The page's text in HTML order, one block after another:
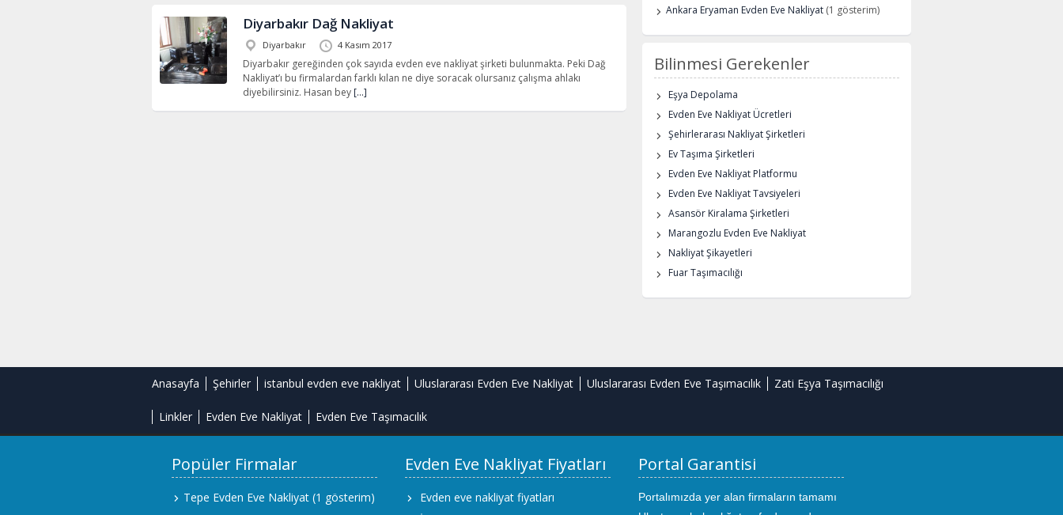
Diyarbakır Dağ Nakliyat
Diyarbakır 4 Kasım 2017
Diyarbakır gereğinden çok sayıda evden eve nakliyat şirketi bulunmakta. Peki Dağ
Nakliyat’ı bu firmalardan farklı kılan ne diye soracak olursanız çalışma ahlakı
diyebilirsiniz. Hasan bey […]
Ankara Eryaman Evden Eve Nakliyat (1 gösterim)
Bilinmesi Gerekenler
Eşya Depolama
Evden Eve Nakliyat Ücretleri
Şehirlerarası Nakliyat Şirketleri
Ev Taşıma Şirketleri
Evden Eve Nakliyat Platformu
Evden Eve Nakliyat Tavsiyeleri
Asansör Kiralama Şirketleri
Marangozlu Evden Eve Nakliyat
Nakliyat Şikayetleri
Fuar Taşımacılığı
Anasayfa Şehirler istanbul evden eve nakliyat Uluslararası Evden Eve Nakliyat Uluslararası Evden Eve Taşımacılık Zati Eşya Taşımacılığı
Linkler Evden Eve Nakliyat Evden Eve Taşımacılık
Popüler Firmalar
Tepe Evden Eve Nakliyat (1 gösterim)
Evden Eve Nakliyat Fiyatları
Evden eve nakliyat fiyatları
Portal Garantisi
Portalımızda yer alan firmaların tamamı